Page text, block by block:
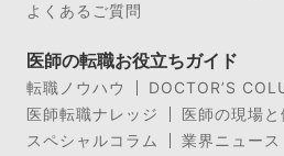
よくあるご質問
医師の転職お役立ちガイド
転職ノウハウ
DOCTOR’S
医師転職ナレッジ
医師の現場
スペシャルコラム
業界ニュース